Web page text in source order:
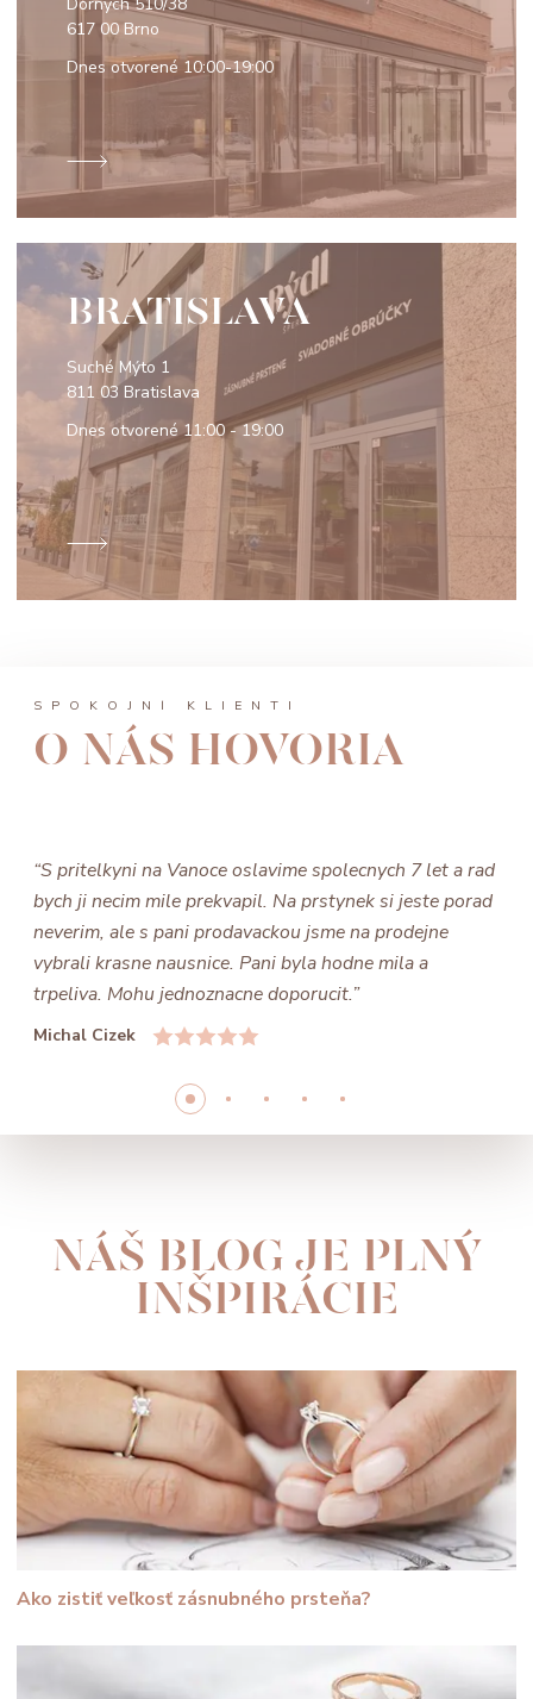
617 00 Brno
Dnes otvorené10:00-19:00
BRATISLAVA
Suché Mýto 1
811 03 Bratislava
Dnes otvorené11:00 - 19:00
SPOKOJNÍ KLIENTI
O NÁS HOVORIA
“S pritelkyni na Vanoce oslavime spolecnych 7 let a rad
bych ji necim mile prekvapil. Na prstynek si jeste porad
neverim, ale s pani prodavackou jsme na prodejne
vybrali krasne nausnice. Pani byla hodne mila a
trpeliva. Mohu jednoznacne doporucit.”
Michal Cizek
NÁŠ BLOG JE PLNÝ
INŠPIRÁCIE
Ako zistiť veľkosť zásnubného prsteňa?